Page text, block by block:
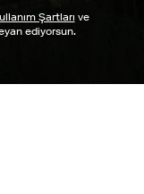
Şartları ve
ediyorsun.